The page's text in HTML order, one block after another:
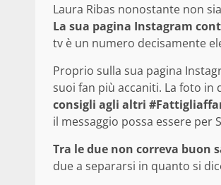
Laura Ribas nonostante non
La sua pagina Instagram
tv è un numero decisamente
Proprio sulla sua pagina
suoi fan più accaniti. La foto
consigli agli altri
il messaggio possa essere per
Tra le due non correva buon
due a separarsi in quanto si